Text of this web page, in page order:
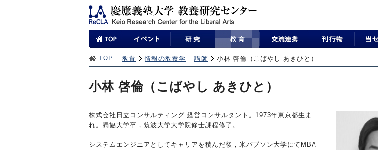
TOP 教育 情報の教養学 講師 小林 啓倫（こばやし あきひと）
小林 啓倫（こばやし あきひと）
株式会社日立コンサルティング 経営コンサルタント。1973年東京都生ま
れ。獨協大学卒，筑波大学大学院修士課程修了。
システムエンジニアとしてキャリアを積んだ後，米バブソン大学にてMBA